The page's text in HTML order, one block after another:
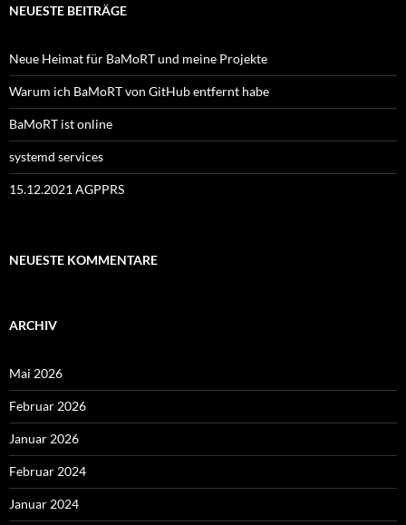
NEUESTE BEITRÄGE
Neue Heimat für BaMoRT und meine Projekte
Warum ich BaMoRT von GitHub entfernt habe
BaMoRT ist online
systemd services
15.12.2021 AGPPRS
NEUESTE KOMMENTARE
ARCHIV
Mai 2026
Februar 2026
Januar 2026
Februar 2024
Januar 2024